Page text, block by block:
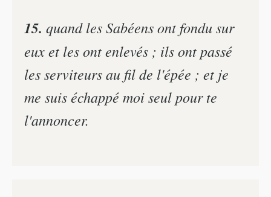
15. quand les Sabéens ont fondu sur
eux et les ont enlevés ; ils ont passé
les serviteurs au fil de l'épée ; et je
me suis échappé moi seul pour te
l'annoncer.